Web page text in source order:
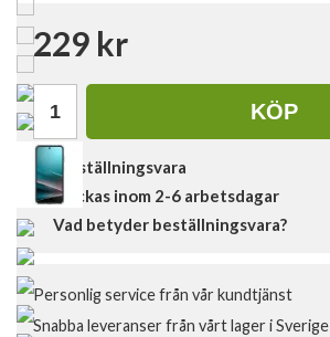
229 kr
KÖP
Beställningsvara
Skickas inom 2-6 arbetsdagar
Vad betyder beställningsvara?
Personlig service från vår kundtjänst
Snabba leveranser från vårt lager i Sverige